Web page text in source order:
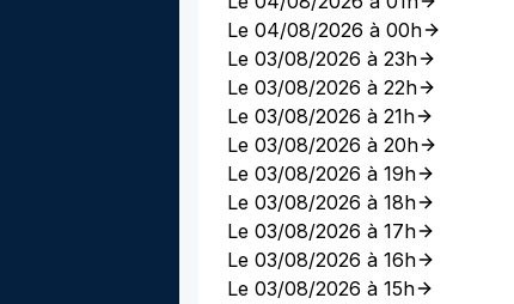
Le 04/08/2026 à 00h
Le 03/08/2026 à 23h
Le 03/08/2026 à 22h
Le 03/08/2026 à 21h
Le 03/08/2026 à 20h
Le 03/08/2026 à 19h
Le 03/08/2026 à 18h
Le 03/08/2026 à 17h
Le 03/08/2026 à 16h
Le 03/08/2026 à 15h